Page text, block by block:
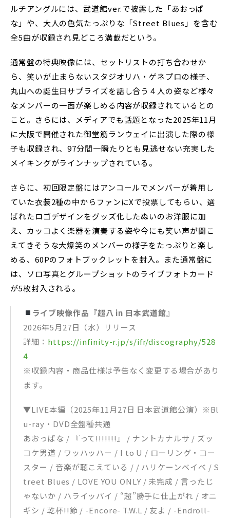
ルチアングルには、武道館ver.で披露した「あおっぱ
な」や、大人の色気たっぷりな「Street Blues」を含む
全5曲が収録され見どころ満載だという。
通常盤の特典映像には、セットリストの打ち合わせか
ら、笑いが止まらないスタジオリハ・ゲネプロの様子、
丸山への誕生日サプライズを話し合う４人の姿など様々
なメンバーの一面が楽しめる内容が収録されているとの
こと。さらには、メディアでも話題となった2025年11月
に大阪で開催された御堂筋ランウェイに出演した際の様
子も収録され、97分間一瞬たりとも見逃せない充実した
メイキングがラインナップされている。
さらに、初回限定盤にはアンコールでメンバーが着用し
ていた衣装2種の中からファンにXで投票してもらい、選
ばれたロゴデザインをグッズ化したぬいのお洋服に加
え、カッコよく楽器を演奏する姿や今にも笑い声が聞こ
えてきそうな大爆笑のメンバーの様子をたっぷりと楽し
める、60Pのフォトブックレットを封入。また通常盤に
は、ソロ写真とグループショットのライブフォトカード
が5枚封入される。
ライブ映像作品『超八 in 日本武道館』
2026年5月27日（水）リリース
詳細： https://infinity-r.jp/s/ifr/discography/528
4
※収録内容・商品仕様は予告なく変更する場合があり
ます。
▼LIVE本編（2025年11月27日 日本武道館公演）※Bl
u-ray・DVD全盤種共通
あおっぱな / 『って!!!!!!!』 / ナントカナルサ / ズッ
コケ男道 / ワッハッハー / I to U / ローリング・コー
スター / 音楽が聴こえている / / ハリケーンベイベ / S
treet Blues / LOVE YOU ONLY / 未完成 / 言ったじ
ゃないか / ハライッパイ / “超”勝手に仕上がれ / オニ
ギシ / 乾杯!!節 / -Encore- T.W.L / 友よ / -Endroll-